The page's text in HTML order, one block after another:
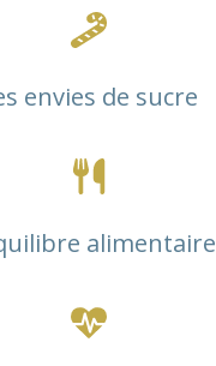
envies de sucre
alimentaire